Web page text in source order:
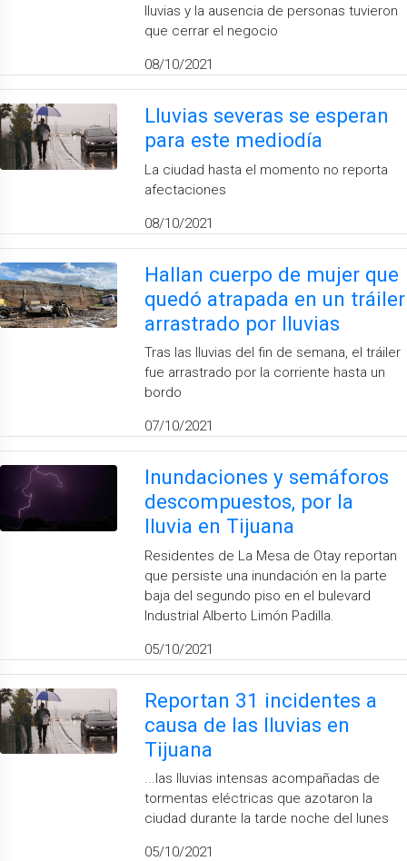
lluvias y la ausencia de personas tuvieron
que cerrar el negocio
08/10/2021
Lluvias severas se esperan
para este mediodía
La ciudad hasta el momento no reporta
afectaciones
08/10/2021
Hallan cuerpo de mujer que
quedó atrapada en un tráiler
arrastrado por lluvias
Tras las lluvias del fin de semana, el tráiler
fue arrastrado por la corriente hasta un
bordo
07/10/2021
Inundaciones y semáforos
descompuestos, por la
lluvia en Tijuana
Residentes de La Mesa de Otay reportan
que persiste una inundación en la parte
baja del segundo piso en el bulevard
Industrial Alberto Limón Padilla.
05/10/2021
Reportan 31 incidentes a
causa de las lluvias en
Tijuana
...las lluvias intensas acompañadas de
tormentas eléctricas que azotaron la
ciudad durante la tarde noche del lunes
05/10/2021